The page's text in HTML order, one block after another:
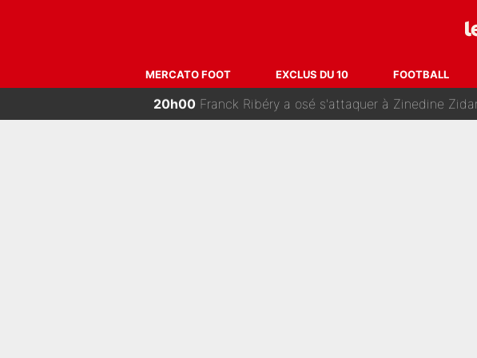
MERCATO FOOT EXCLUS DU 10 FOOTBALL
250M€ pour signer une star : Le PSG avait
20h00 Franck Ribéry a osé s'attaquer à Zinedine